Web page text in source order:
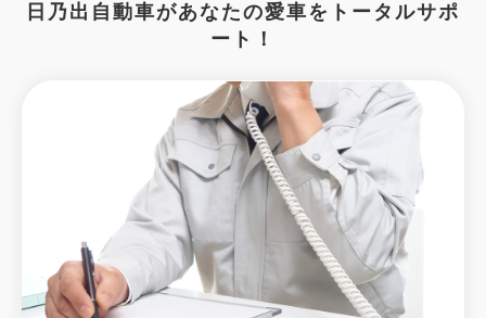
日乃出自動車があなたの愛車をトータルサポ
ート！